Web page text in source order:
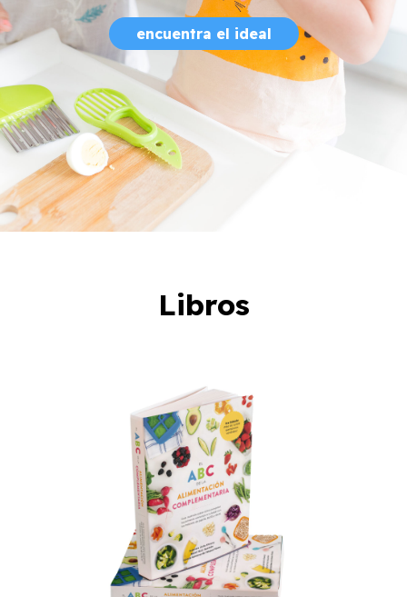
encuentra el ideal
Libros